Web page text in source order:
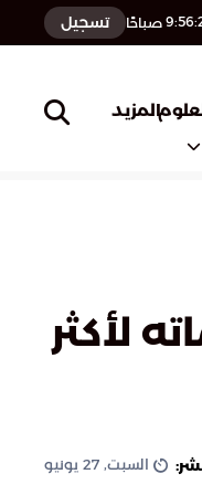
صباحًا تسجيل
المزيد
لأكثر
السبت, 27 يونيو